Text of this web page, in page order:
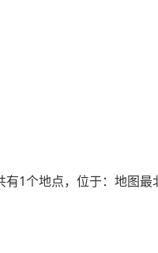
1个地点，位于：地图